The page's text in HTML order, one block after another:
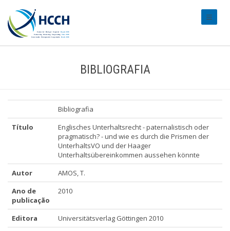
BIBLIOGRAFIA
Bibliografia
Título
Englisches Unterhaltsrecht - paternalistisch oder
pragmatisch? - und wie es durch die Prismen der
UnterhaltsVO und der Haager
Unterhaltsübereinkommen aussehen könnte
Autor
AMOS, T.
Ano de
publicação
2010
Editora
Universitätsverlag Göttingen 2010